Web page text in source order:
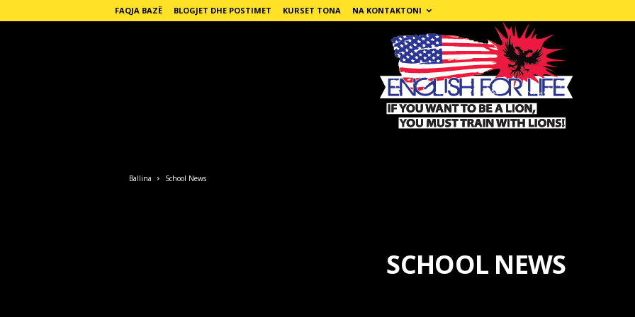
FAQJA BAZË BLOGJET DHE POSTIMET KURSET TONA NA KONTAKTONI
Ballina School News
SCHOOL NEWS